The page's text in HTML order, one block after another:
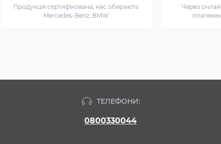
Продукція сертифікована, нас обирають
Mercedes-Benz, BMW
Через
ТЕЛЕФОНИ:
0800330044